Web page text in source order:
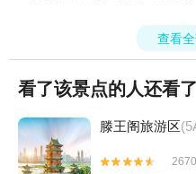
查看
看了该景点的人还看了
滕王阁旅游区

